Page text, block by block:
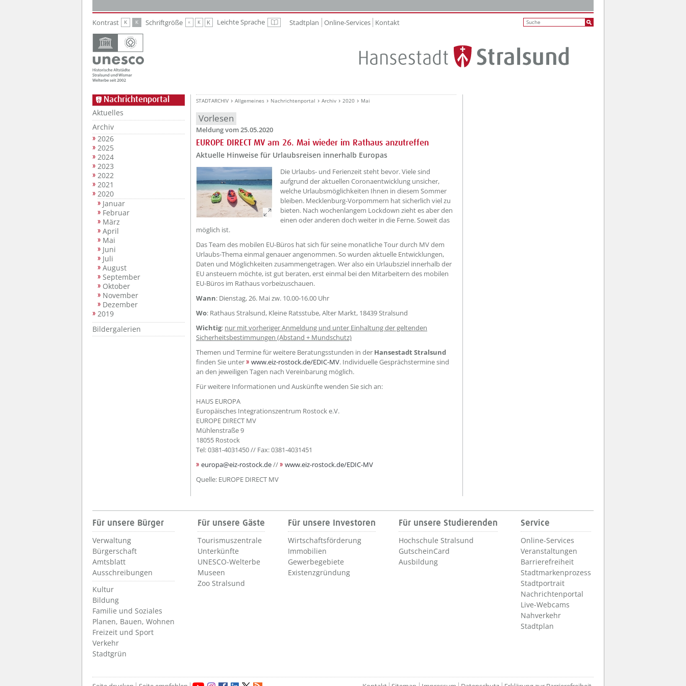
Kontrast K K Schriftgröße K K K Leichte Sprache Leichte Sprache
Stadtplan Online-Services Kontakt
Nachrichtenportal
Aktuelles
Archiv
2026
2025
2024
2023
2022
2021
2020
Januar
Februar
März
April
Mai
Juni
Juli
August
September
Oktober
November
Dezember
2019
Bildergalerien
STADTARCHIV Allgemeines Nachrichtenportal Archiv 2020 Mai
Vorlesen
Meldung vom 25.05.2020
EUROPE DIRECT MV am 26. Mai wieder im Rathaus anzutreffen
Aktuelle Hinweise für Urlaubsreisen innerhalb Europas
Die Urlaubs- und Ferienzeit steht bevor. Viele sind
aufgrund der aktuellen Coronaentwicklung unsicher,
welche Urlaubsmöglichkeiten Ihnen in diesem Sommer
bleiben. Mecklenburg-Vorpommern hat sicherlich viel zu
bieten. Nach wochenlangem Lockdown zieht es aber den
einen oder anderen doch weiter in die Ferne. Soweit das
möglich ist.
Das Team des mobilen EU-Büros hat sich für seine monatliche Tour durch MV dem
Urlaubs-Thema einmal genauer angenommen. So wurden aktuelle Entwicklungen,
Daten und Möglichkeiten zusammengetragen. Wer also ein Urlaubsziel innerhalb der
EU ansteuern möchte, ist gut beraten, erst einmal bei den Mitarbeitern des mobilen
EU-Büros im Rathaus vorbeizuschauen.
Wann: Dienstag, 26. Mai zw. 10.00-16.00 Uhr
Wo: Rathaus Stralsund, Kleine Ratsstube, Alter Markt, 18439 Stralsund
Wichtig: nur mit vorheriger Anmeldung und unter Einhaltung der geltenden
Sicherheitsbestimmungen (Abstand + Mundschutz)
Themen und Termine für weitere Beratungsstunden in der Hansestadt Stralsund
finden Sie unter
www.eiz-rostock.de/EDIC-MV. Individuelle Gesprächstermine sind
an den jeweiligen Tagen nach Vereinbarung möglich.
Für weitere Informationen und Auskünfte wenden Sie sich an:
HAUS EUROPA
Europäisches Integrationszentrum Rostock e.V.
EUROPE DIRECT MV
Mühlenstraße 9
18055 Rostock
Tel: 0381-4031450 // Fax: 0381-4031451
europa@eiz-rostock.de//
www.eiz-rostock.de/EDIC-MV
Quelle: EUROPE DIRECT MV
Für unsere Bürger
Verwaltung
Bürgerschaft
Amtsblatt
Ausschreibungen
Kultur
Bildung
Familie und Soziales
Planen, Bauen, Wohnen
Freizeit und Sport
Verkehr
Stadtgrün
Für unsere Gäste
Tourismuszentrale
Unterkünfte
UNESCO-Welterbe
Museen
Zoo Stralsund
Für unsere Investoren
Wirtschaftsförderung
Immobilien
Gewerbegebiete
Existenzgründung
Für unsere Studierenden
Hochschule Stralsund
GutscheinCard
Ausbildung
Service
Online-Services
Veranstaltungen
Barrierefreiheit
Stadtmarkenprozess
Stadtportrait
Nachrichtenportal
Live-Webcams
Nahverkehr
Stadtplan